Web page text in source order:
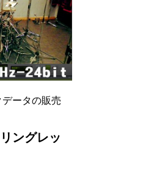
データの販売
ングレッ